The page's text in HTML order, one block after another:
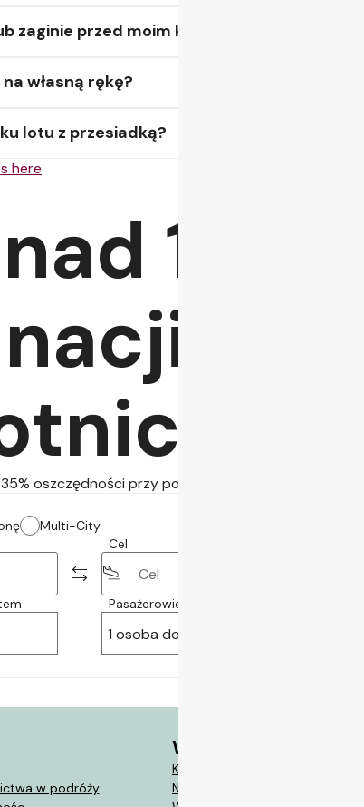
zaginie przed moim kolejnym lotem?
własną rękę?
lotu z przesiadką?
here
10000
oszczędności przy podróżach z samodzielną
Multi-City
Cel
Pasażerowie
1 osoba dorosła
w podróży
Wsparcie
Kontakt
Najczęściej zadawane pytania